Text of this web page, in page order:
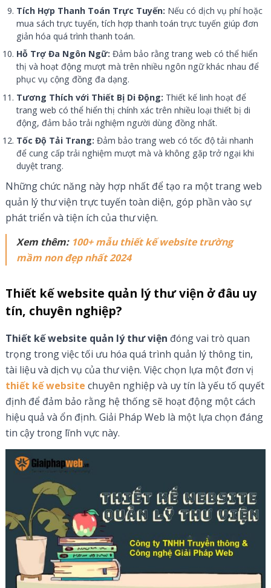
Tích Hợp Thanh Toán Trực Tuyến: Nếu có dịch vụ phí hoặc
mua sách trực tuyến, tích hợp thanh toán trực tuyến giúp đơn
giản hóa quá trình thanh toán.
Hỗ Trợ Đa Ngôn Ngữ: Đảm bảo rằng trang web có thể hiển
thị và hoạt động mượt mà trên nhiều ngôn ngữ khác nhau để
phục vụ cộng đồng đa dạng.
Tương Thích với Thiết Bị Di Động: Thiết kế linh hoạt để
trang web có thể hiển thị chính xác trên nhiều loại thiết bị di
động, đảm bảo trải nghiệm người dùng đồng nhất.
Tốc Độ Tải Trang: Đảm bảo trang web có tốc độ tải nhanh
để cung cấp trải nghiệm mượt mà và không gặp trở ngại khi
duyệt trang.
Những chức năng này hợp nhất để tạo ra một trang web
quản lý thư viện trực tuyến toàn diện, góp phần vào sự
phát triển và tiện ích của thư viện.
Xem thêm: 100+ mẫu thiết kế website trường
mầm non đẹp nhất 2024
Thiết kế website quản lý thư viện ở đâu uy
tín, chuyên nghiệp?
Thiết kế website quản lý thư viện đóng vai trò quan
trọng trong việc tối ưu hóa quá trình quản lý thông tin,
tài liệu và dịch vụ của thư viện. Việc chọn lựa một đơn vị
thiết kế website chuyên nghiệp và uy tín là yếu tố quyết
định để đảm bảo rằng hệ thống sẽ hoạt động một cách
hiệu quả và ổn định. Giải Pháp Web là một lựa chọn đáng
tin cậy trong lĩnh vực này.